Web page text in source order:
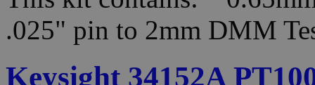
.025" pin to 2mm DMM
Keysight 34152A